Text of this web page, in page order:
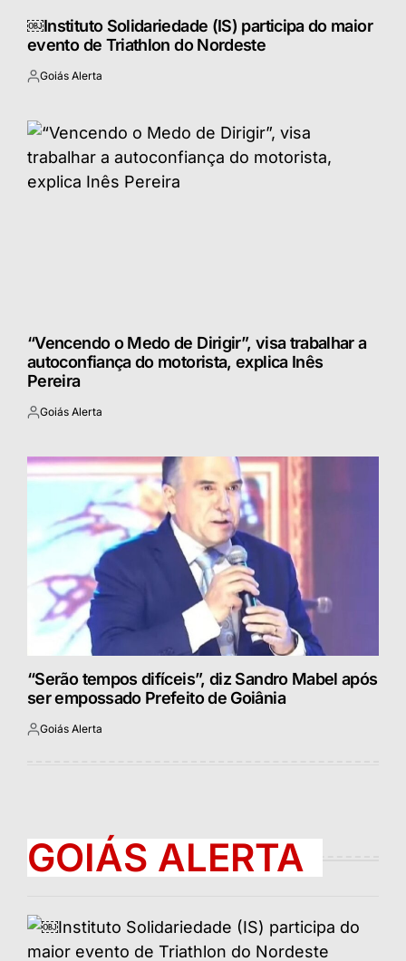
￼Instituto Solidariedade (IS) participa do maior
evento de Triathlon do Nordeste
Postado
Goiás Alerta
“Vencendo o Medo de Dirigir”, visa trabalhar a
autoconfiança do motorista, explica Inês
Pereira
Postado
Goiás Alerta
“Serão tempos difíceis”, diz Sandro Mabel após
ser empossado Prefeito de Goiânia
Postado
Goiás Alerta
GOIÁS ALERTA